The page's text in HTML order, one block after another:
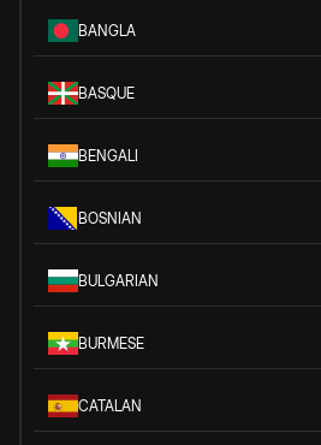
BANGLA
BASQUE
BENGALI
BOSNIAN
BULGARIAN
BURMESE
CATALAN